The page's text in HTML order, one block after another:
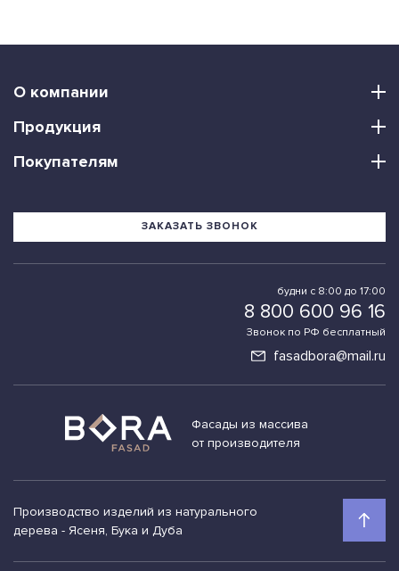
Фасады из массива
от производителя
Производство изделий из натурального
дерева - Ясеня, Бука и Дуба
О компании
Продукция
Покупателям
будни с 8:00 до 17:00
8 800 600 96 16
Звонок по РФ бесплатный
ЗАКАЗАТЬ ЗВОНОК
fasadbora@mail.ru